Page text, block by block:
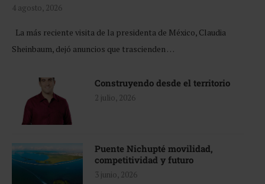
4 agosto, 2026
La más reciente visita de la presidenta de México, Claudia
Sheinbaum, dejó anuncios que trascienden …
Construyendo desde el territorio
2 julio, 2026
Puente Nichupté movilidad,
competitividad y futuro
3 junio, 2026